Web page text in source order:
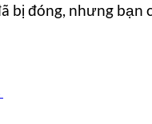
bị đóng, nhưng bạn